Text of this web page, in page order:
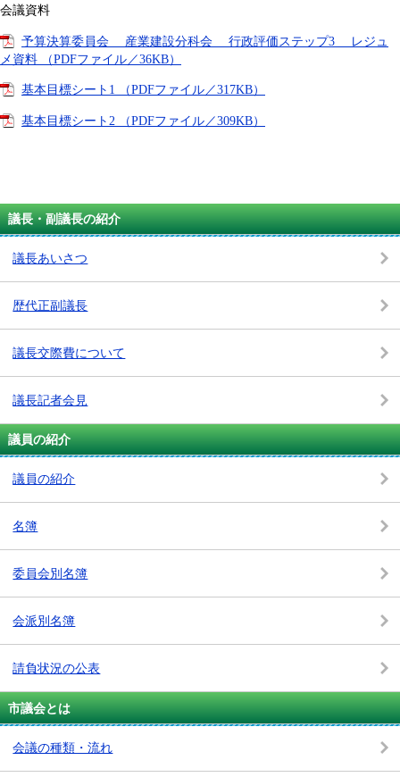
会議資料
予算決算委員会 産業建設分科会 行政評価ステップ3 レジュ
メ資料 （PDFファイル／36KB）
基本目標シート1 （PDFファイル／317KB）
基本目標シート2 （PDFファイル／309KB）
議長・副議長の紹介
議長あいさつ
歴代正副議長
議長交際費について
議長記者会見
議員の紹介
議員の紹介
名簿
委員会別名簿
会派別名簿
請負状況の公表
市議会とは
会議の種類・流れ